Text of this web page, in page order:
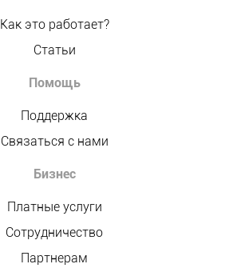
Как это работает?
Статьи
Помощь
Поддержка
Связаться с нами
Бизнес
Платные услуги
Сотрудничество
Партнерам